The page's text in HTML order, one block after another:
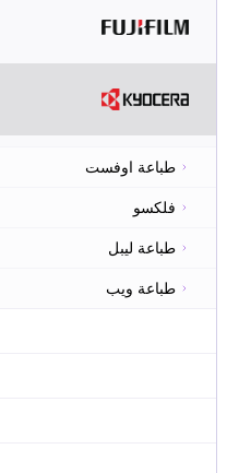
طباعة اوفست
فلكسو
طباعة ليبل
طباعة ويب